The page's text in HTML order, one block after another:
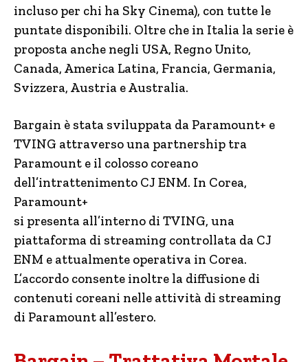
incluso per chi ha Sky Cinema), con tutte le
puntate disponibili. Oltre che in Italia la serie è
proposta anche negli USA, Regno Unito,
Canada, America Latina, Francia, Germania,
Svizzera, Austria e Australia.
Bargain è stata sviluppata da Paramount+ e
TVING attraverso una partnership tra
Paramount e il colosso coreano
dell’intrattenimento CJ ENM. In Corea,
Paramount+
si presenta all’interno di TVING, una
piattaforma di streaming controllata da CJ
ENM e attualmente operativa in Corea.
L’accordo consente inoltre la diffusione di
contenuti coreani nelle attività di streaming
di Paramount all’estero.